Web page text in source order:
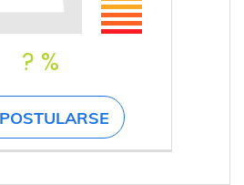
? %
POSTULARSE